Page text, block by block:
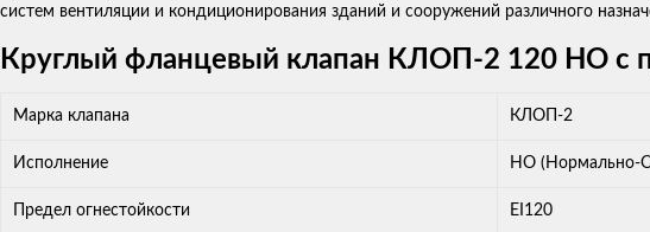
систем вентиляции и кондиционирования зданий и сооружений различного
Круглый фланцевый клапан КЛОП-2 120 НО с
Марка клапана КЛОП-2
Исполнение НО (Нормально-
Предел огнестойкости ЕI120